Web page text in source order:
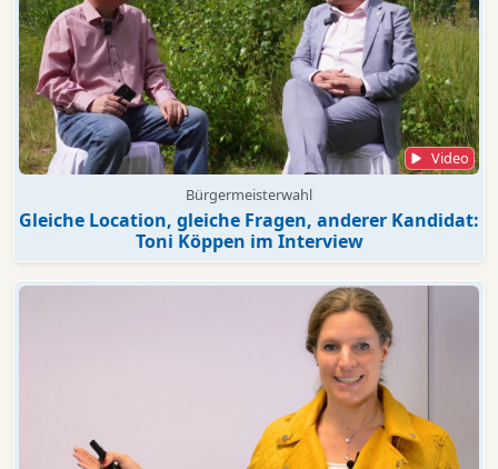
Video
Bürgermeisterwahl
Gleiche Location, gleiche Fragen, anderer Kandidat:
Toni Köppen im Interview